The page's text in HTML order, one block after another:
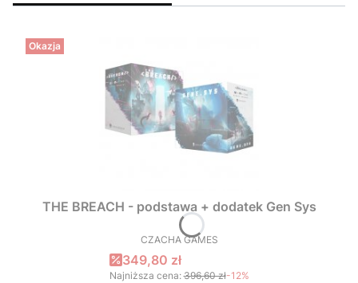
Okazja
THE BREACH - podstawa + dodatek Gen Sys
PRODUCENT
CZACHA GAMES
Cena promocyjna
349,80 zł
Najniższa cena: 396,60 zł-12%